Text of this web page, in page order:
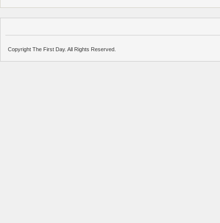
Copyright The First Day. All Rights Reserved.